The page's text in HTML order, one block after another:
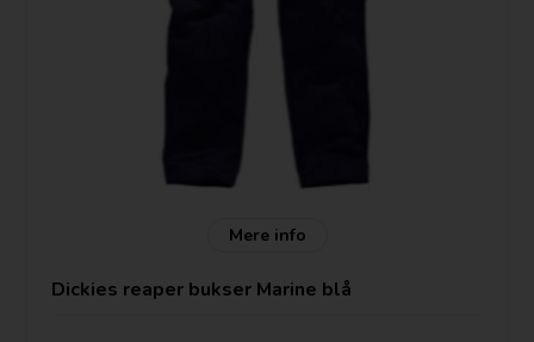
Mere info
Dickies reaper bukser Marine blå